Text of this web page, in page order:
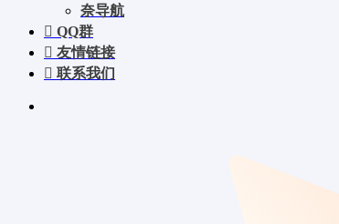
奈导航
QQ群
友情链接
联系我们